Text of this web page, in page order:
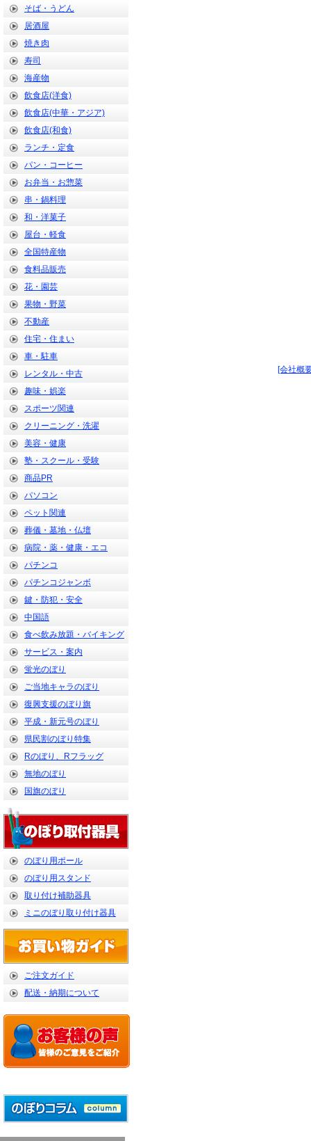
そば・うどん
居酒屋
焼き肉
寿司
海産物
飲食店(洋食)
飲食店(中華・アジア)
飲食店(和食)
ランチ・定食
パン・コーヒー
お弁当・お惣菜
串・鍋料理
和・洋菓子
屋台・軽食
全国特産物
食料品販売
花・園芸
果物・野菜
不動産
住宅・住まい
車・駐車
レンタル・中古
趣味・娯楽
スポーツ関連
クリーニング・洗濯
美容・健康
塾・スクール・受験
商品PR
パソコン
ペット関連
葬儀・墓地・仏壇
病院・薬・健康・エコ
パチンコ
パチンコジャンボ
鍵・防犯・安全
中国語
食べ飲み放題・バイキング
サービス・案内
蛍光のぼり
ご当地キャラのぼり
復興支援のぼり旗
平成・新元号のぼり
県民割のぼり特集
Rのぼり、Rフラッグ
無地のぼり
国旗のぼり
のぼり用ポール
のぼり用スタンド
取り付け補助器具
ミニのぼり取り付け器具
ご注文ガイド
配送・納期について
[会社概